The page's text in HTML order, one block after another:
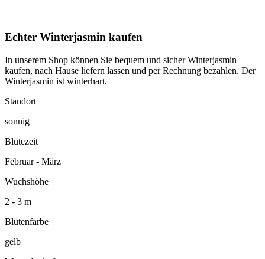
Echter Winterjasmin kaufen
In unserem Shop können Sie bequem und sicher Winterjasmin
kaufen, nach Hause liefern lassen und per Rechnung bezahlen. Der
Winterjasmin ist winterhart.
Standort
sonnig
Blütezeit
Februar - März
Wuchshöhe
2 - 3 m
Blütenfarbe
gelb